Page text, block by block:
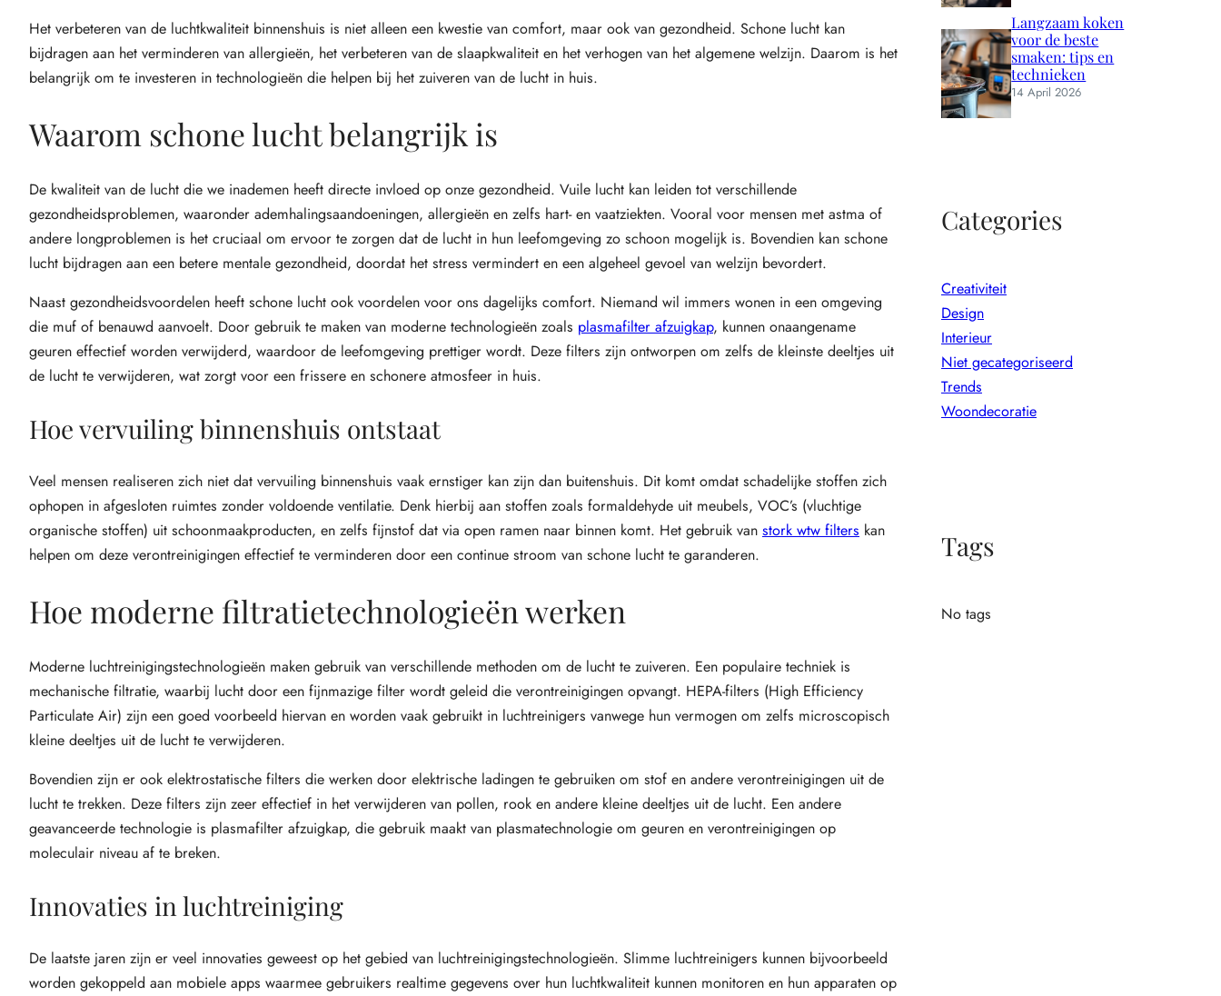
Het verbeteren van de luchtkwaliteit binnenshuis is niet alleen een kwestie van comfort, maar ook van gezondheid. Schone lucht kan
bijdragen aan het verminderen van allergieën, het verbeteren van de slaapkwaliteit en het verhogen van het algemene welzijn. Daarom is het
belangrijk om te investeren in technologieën die helpen bij het zuiveren van de lucht in huis.
Waarom schone lucht belangrijk is
De kwaliteit van de lucht die we inademen heeft directe invloed op onze gezondheid. Vuile lucht kan leiden tot verschillende
gezondheidsproblemen, waaronder ademhalingsaandoeningen, allergieën en zelfs hart- en vaatziekten. Vooral voor mensen met astma of
andere longproblemen is het cruciaal om ervoor te zorgen dat de lucht in hun leefomgeving zo schoon mogelijk is. Bovendien kan schone
lucht bijdragen aan een betere mentale gezondheid, doordat het stress vermindert en een algeheel gevoel van welzijn bevordert.
Naast gezondheidsvoordelen heeft schone lucht ook voordelen voor ons dagelijks comfort. Niemand wil immers wonen in een omgeving
die muf of benauwd aanvoelt. Door gebruik te maken van moderne technologieën zoals plasmafilter afzuigkap, kunnen onaangename
geuren effectief worden verwijderd, waardoor de leefomgeving prettiger wordt. Deze filters zijn ontworpen om zelfs de kleinste deeltjes uit
de lucht te verwijderen, wat zorgt voor een frissere en schonere atmosfeer in huis.
Hoe vervuiling binnenshuis ontstaat
Veel mensen realiseren zich niet dat vervuiling binnenshuis vaak ernstiger kan zijn dan buitenshuis. Dit komt omdat schadelijke stoffen zich
ophopen in afgesloten ruimtes zonder voldoende ventilatie. Denk hierbij aan stoffen zoals formaldehyde uit meubels, VOC’s (vluchtige
organische stoffen) uit schoonmaakproducten, en zelfs fijnstof dat via open ramen naar binnen komt. Het gebruik van stork wtw filters kan
helpen om deze verontreinigingen effectief te verminderen door een continue stroom van schone lucht te garanderen.
Hoe moderne filtratietechnologieën werken
Moderne luchtreinigingstechnologieën maken gebruik van verschillende methoden om de lucht te zuiveren. Een populaire techniek is
mechanische filtratie, waarbij lucht door een fijnmazige filter wordt geleid die verontreinigingen opvangt. HEPA-filters (High Efficiency
Particulate Air) zijn een goed voorbeeld hiervan en worden vaak gebruikt in luchtreinigers vanwege hun vermogen om zelfs microscopisch
kleine deeltjes uit de lucht te verwijderen.
Bovendien zijn er ook elektrostatische filters die werken door elektrische ladingen te gebruiken om stof en andere verontreinigingen uit de
lucht te trekken. Deze filters zijn zeer effectief in het verwijderen van pollen, rook en andere kleine deeltjes uit de lucht. Een andere
geavanceerde technologie is plasmafilter afzuigkap, die gebruik maakt van plasmatechnologie om geuren en verontreinigingen op
moleculair niveau af te breken.
Innovaties in luchtreiniging
De laatste jaren zijn er veel innovaties geweest op het gebied van luchtreinigingstechnologieën. Slimme luchtreinigers kunnen bijvoorbeeld
worden gekoppeld aan mobiele apps waarmee gebruikers realtime gegevens over hun luchtkwaliteit kunnen monitoren en hun apparaten op
Langzaam koken
voor de beste
smaken: tips en
technieken
14 April 2026
Categories
Creativiteit
Design
Interieur
Niet gecategoriseerd
Trends
Woondecoratie
Tags
No tags